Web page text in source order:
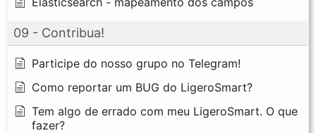
09 - Contribua!
Participe do nosso grupo no Telegram!
Como reportar um BUG do LigeroSmart?
Tem algo de errado com meu LigeroSmart. O que
fazer?